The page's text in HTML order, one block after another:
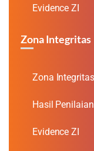
Evidence ZI
Zona Integritas
Zona Integritas
Hasil
Evidence ZI